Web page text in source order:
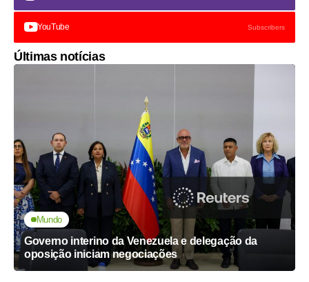
YouTube Subscribers
Últimas notícias
Mundo
Governo interino da Venezuela e delegação da
oposição iniciam negociações